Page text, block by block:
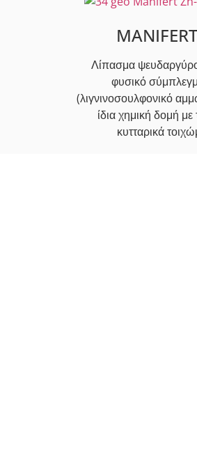
Λίπασμα
φυσικό
(λιγνινοσουλφονικό
ίδια χημική δομή με
κυτταρικά